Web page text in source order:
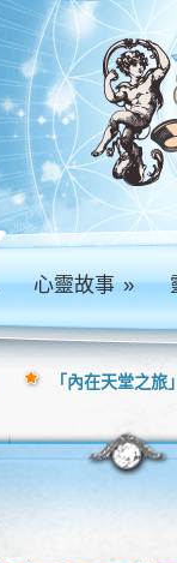
心靈故事»
「內在天堂之